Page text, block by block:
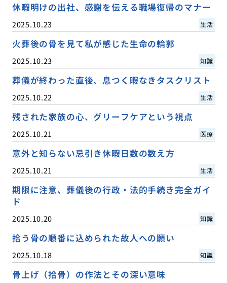
休暇明けの出社、感謝を伝える職場復帰のマナー
2025.10.23 生活
火葬後の骨を見て私が感じた生命の輪郭
2025.10.23 知識
葬儀が終わった直後、息つく暇なきタスクリスト
2025.10.22 生活
残された家族の心、グリーフケアという視点
2025.10.21 医療
意外と知らない忌引き休暇日数の数え方
2025.10.21 生活
期限に注意、葬儀後の行政・法的手続き完全ガイ
ド
2025.10.20 知識
拾う骨の順番に込められた故人への願い
2025.10.18 知識
骨上げ（拾骨）の作法とその深い意味